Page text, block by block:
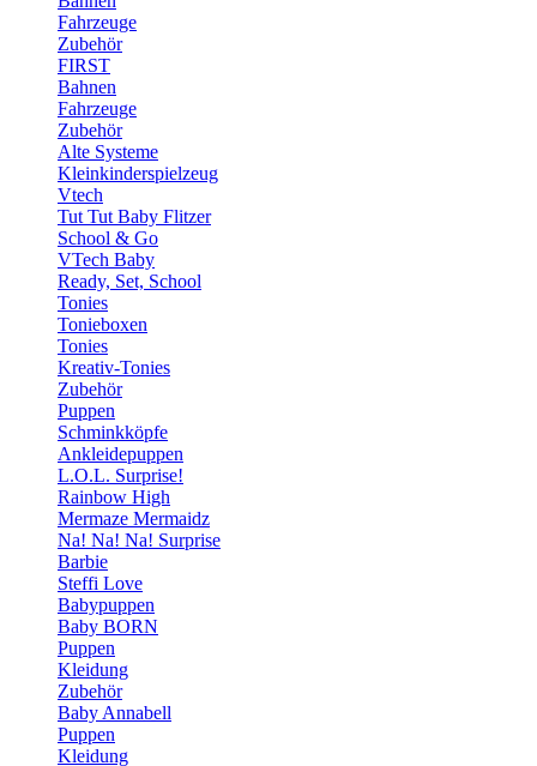
Fahrzeuge
Zubehör
FIRST
Bahnen
Fahrzeuge
Zubehör
Alte Systeme
Kleinkinderspielzeug
Vtech
Tut Tut Baby Flitzer
School & Go
VTech Baby
Ready, Set, School
Tonies
Tonieboxen
Tonies
Kreativ-Tonies
Zubehör
Puppen
Schminkköpfe
Ankleidepuppen
L.O.L. Surprise!
Rainbow High
Mermaze Mermaidz
Na! Na! Na! Surprise
Barbie
Steffi Love
Babypuppen
Baby BORN
Puppen
Kleidung
Zubehör
Baby Annabell
Puppen
Kleidung